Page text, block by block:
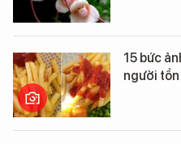
15 bức
người